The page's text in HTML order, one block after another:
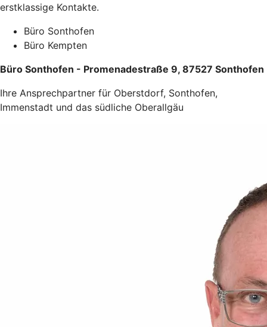
erstklassige Kontakte.
Büro Sonthofen
Büro Kempten
Büro Sonthofen - Promenadestraße 9, 87527 Sonthofen
Ihre Ansprechpartner für Oberstdorf, Sonthofen,
Immenstadt und das südliche Oberallgäu